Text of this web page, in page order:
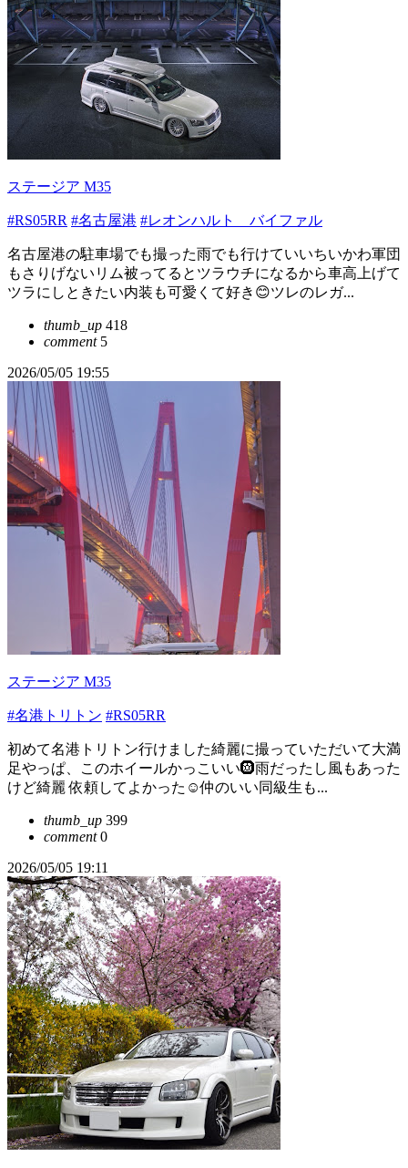
ステージア M35
#RS05RR #名古屋港 #レオンハルト バイファル
名古屋港の駐車場でも撮った雨でも行けていいちいかわ軍団
もさりげないリム被ってるとツラウチになるから車高上げて
ツラにしときたい内装も可愛くて好き😊ツレのレガ...
thumb_up 418
comment5
2026/05/05 19:55
ステージア M35
#名港トリトン #RS05RR
初めて名港トリトン行けました綺麗に撮っていただいて大満
足やっぱ、このホイールかっこいい🛞雨だったし風もあった
けど綺麗 依頼してよかった☺️仲のいい同級生も...
thumb_up 399
comment0
2026/05/05 19:11